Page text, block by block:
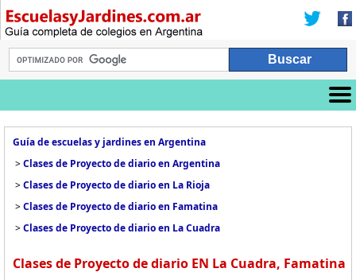
Guía de escuelas y jardines en Argentina
>Clases de Proyecto de diario en Argentina
>Clases de Proyecto de diario en La Rioja
>Clases de Proyecto de diario en Famatina
>Clases de Proyecto de diario en La Cuadra
Clases de Proyecto de diario EN La Cuadra, Famatina